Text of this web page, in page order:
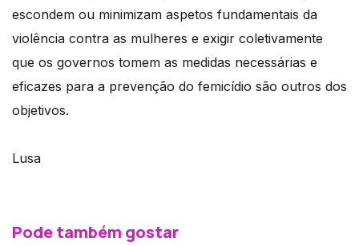
escondem ou minimizam aspetos fundamentais da
violência contra as mulheres e exigir coletivamente
que os governos tomem as medidas necessárias e
eficazes para a prevenção do femicídio são outros dos
objetivos.
Lusa
Pode também gostar